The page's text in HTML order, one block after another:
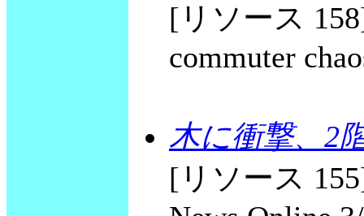
[リソース
commuter
木に衝撃、2
[リソース